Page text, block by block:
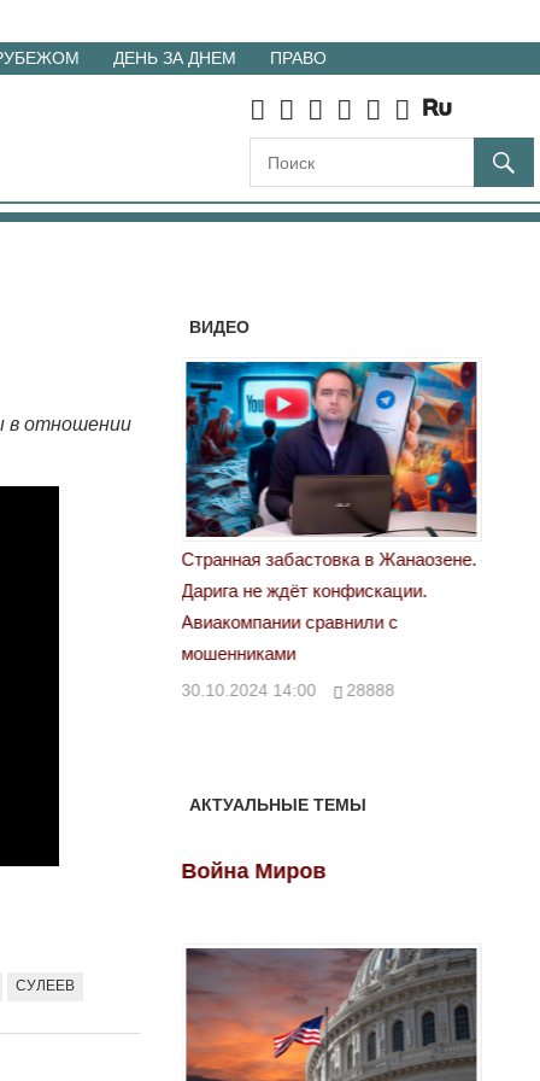
ДЕНЬ ЗА ДНЕМ ПРАВО
в отношении
СУЛЕЕВ
ВИДЕО
«Новый Казахстан не говорит всей
правды»
29.10.2024 09:00 39623
АКТУАЛЬНЫЕ ТЕМЫ
Война Миров